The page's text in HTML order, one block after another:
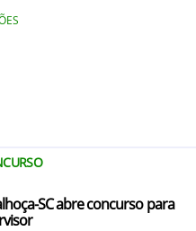
SC abre concurso para